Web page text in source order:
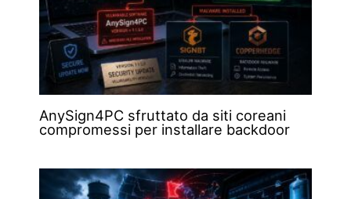
AnySign4PC sfruttato da siti coreani
compromessi per installare backdoor